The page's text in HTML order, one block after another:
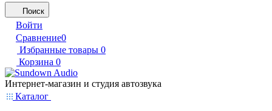
Поиск
Войти
Сравнение0
Избранные товары 0
Корзина 0
Интернет-магазин и студия автозвука
Каталог